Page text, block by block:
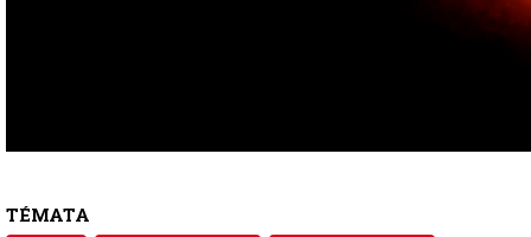
TÉMATA